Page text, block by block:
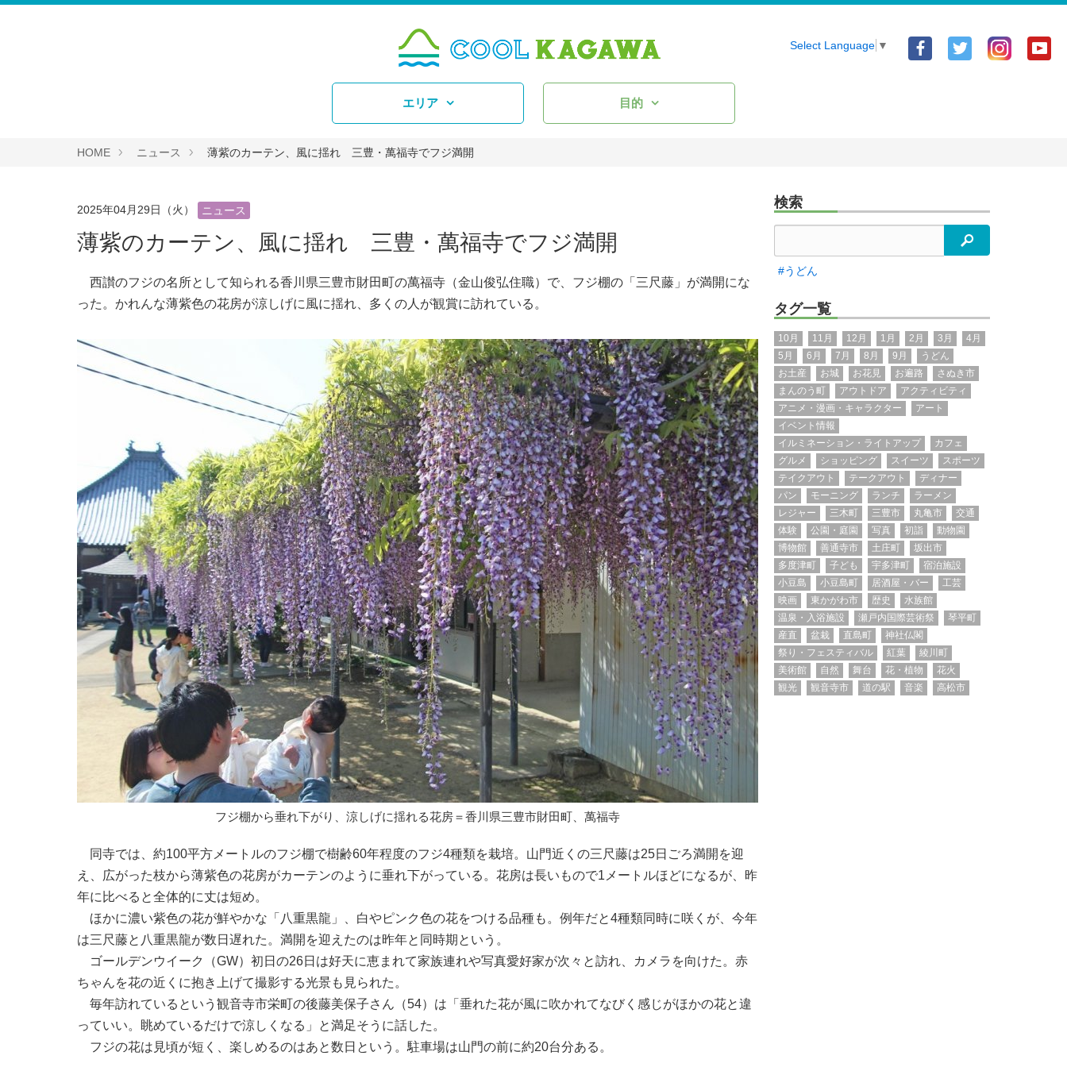
Facebook
Twitter
Select Language ▼
エリア 目的
HOME ニュース 薄紫のカーテン、風に揺れ 三豊・萬福寺でフジ満開
2025年04月29日（火） ニュース
薄紫のカーテン、風に揺れ 三豊・萬福寺でフジ満開
西讃のフジの名所として知られる香川県三豊市財田町の萬福寺（金山俊弘住職）で、フジ棚の「三尺藤」が満開にな
った。かれんな薄紫色の花房が涼しげに風に揺れ、多くの人が観賞に訪れている。
フジ棚から垂れ下がり、涼しげに揺れる花房＝香川県三豊市財田町、萬福寺
同寺では、約100平方メートルのフジ棚で樹齢60年程度のフジ4種類を栽培。山門近くの三尺藤は25日ごろ満開を迎
え、広がった枝から薄紫色の花房がカーテンのように垂れ下がっている。花房は長いもので1メートルほどになるが、昨
年に比べると全体的に丈は短め。
ほかに濃い紫色の花が鮮やかな「八重黒龍」、白やピンク色の花をつける品種も。例年だと4種類同時に咲くが、今年
は三尺藤と八重黒龍が数日遅れた。満開を迎えたのは昨年と同時期という。
ゴールデンウイーク（GW）初日の26日は好天に恵まれて家族連れや写真愛好家が次々と訪れ、カメラを向けた。赤
ちゃんを花の近くに抱き上げて撮影する光景も見られた。
毎年訪れているという観音寺市栄町の後藤美保子さん（54）は「垂れた花が風に吹かれてなびく感じがほかの花と違
っていい。眺めているだけで涼しくなる」と満足そうに話した。
フジの花は見頃が短く、楽しめるのはあと数日という。駐車場は山門の前に約20台分ある。
検索
検索
#うどん
タグ一覧
10月 11月 12月 1月 2月 3月
4月
5月
6月 7月 8月 9月
うどん
お土産
お城 お花見 お遍路
さぬき市
まんのう町
アウトドア
アクティビティ
アニメ・漫画・キャラクター
アート
イベント情報
イルミネーション・ライトアップ
カフェ
グルメ
ショッピング スイーツ
スポーツ
テイクアウト
テークアウト
ディナー
パン
モーニング ランチ
ラーメン
レジャー
三木町 三豊市 丸亀市
交通
体験
公園・庭園 写真 初詣
動物園
博物館
善通寺市 土庄町
坂出市
多度津町
子ども 宇多津町
宿泊施設
小豆島
小豆島町 居酒屋・バー
工芸
映画
東かがわ市 歴史
水族館
温泉・入浴施設
瀬戸内国際芸術祭
琴平町
産直
盆栽 直島町
神社仏閣
祭り・フェスティバル
紅葉
綾川町
美術館
自然 舞台 花・植物
花火
観光
観音寺市 道の駅 音楽 高松市